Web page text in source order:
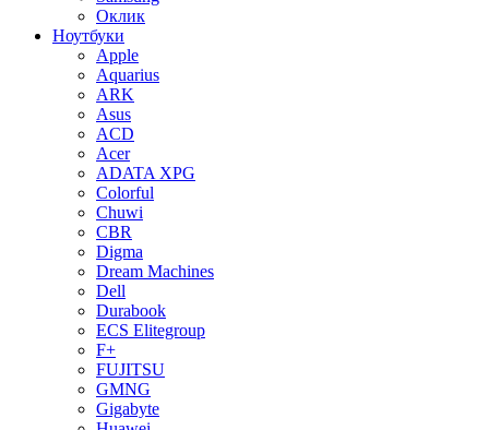
Оклик
Ноутбуки
Apple
Aquarius
ARK
Asus
ACD
Acer
ADATA XPG
Colorful
Chuwi
CBR
Digma
Dream Machines
Dell
Durabook
ECS Elitegroup
F+
FUJITSU
GMNG
Gigabyte